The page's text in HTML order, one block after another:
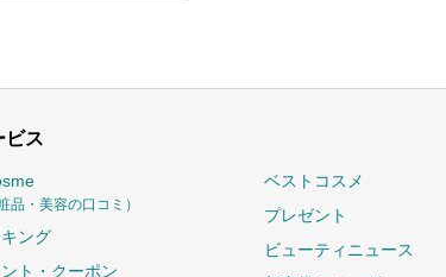
ビス
品・美容の口コミ）
ング
ト・クーポン
ベストコスメ
プレゼント
ビューティニュース